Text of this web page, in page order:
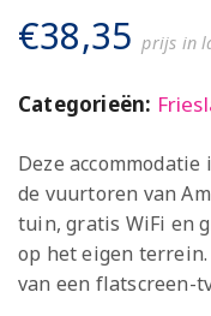
€38,35 prijs in
Categorieën:
Deze
de vuurtoren van
tuin, gratis WiFi en
op het eigen
van een flatscreen-